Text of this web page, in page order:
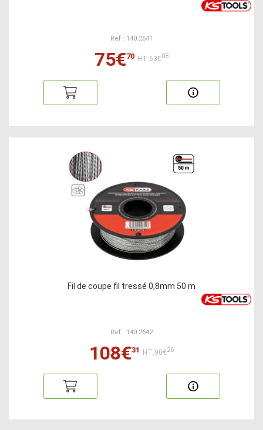
Ref : 140.2641
75€70 HT:63€08
Fil de coupe fil tressé 0,8mm 50 m
Ref : 140.2642
108€31 HT:90€26